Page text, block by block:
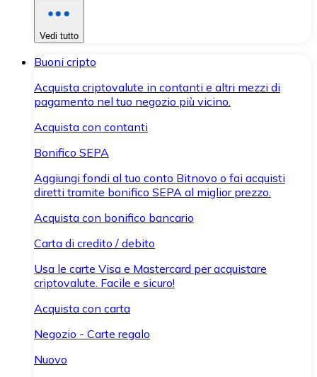
Vedi tutto
Buoni cripto
Acquista criptovalute in contanti e altri mezzi di
pagamento nel tuo negozio più vicino.
Acquista con contanti
Bonifico SEPA
Aggiungi fondi al tuo conto Bitnovo o fai acquisti
diretti tramite bonifico SEPA al miglior prezzo.
Acquista con bonifico bancario
Carta di credito / debito
Usa le carte Visa e Mastercard per acquistare
criptovalute. Facile e sicuro!
Acquista con carta
Negozio - Carte regalo
Nuovo